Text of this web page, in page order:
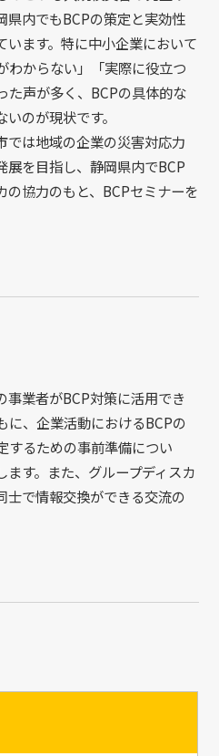
県内でもBCPの策定と実効性
います。特に中小企業において
わからない」「実際に役立つ
声が多く、 BCPの具体的な
のが現状です。
では地域の企業の災害対応力
展を目指し、静岡県内でBCP
協力のもと、 BCPセミナーを
事業者がBCP対策に活用でき
に、企業活動におけるBCPの
するための事前準備につい
す。また、グループディスカ
士で情報交換ができる交流の